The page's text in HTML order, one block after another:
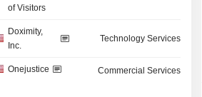
of Visitors
Doximity,
Inc.
Technology Services
Onejustice Commercial Services